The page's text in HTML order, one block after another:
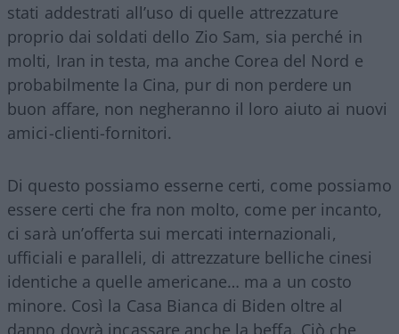
stati addestrati all’uso di quelle attrezzature
proprio dai soldati dello Zio Sam, sia perché in
molti, Iran in testa, ma anche Corea del Nord e
probabilmente la Cina, pur di non perdere un
buon affare, non negheranno il loro aiuto ai nuovi
amici-clienti-fornitori.
Di questo possiamo esserne certi, come possiamo
essere certi che fra non molto, come per incanto,
ci sarà un’offerta sui mercati internazionali,
ufficiali e paralleli, di attrezzature belliche cinesi
identiche a quelle americane… ma a un costo
minore. Così la Casa Bianca di Biden oltre al
danno dovrà incassare anche la beffa. Ciò che